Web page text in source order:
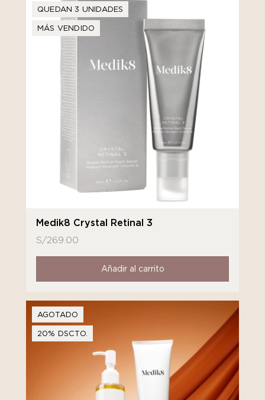
QUEDAN 3 UNIDADES
MÁS VENDIDO
Medik8 Crystal Retinal 3
S/269.00
Añadir al carrito
AGOTADO
20% DSCTO.